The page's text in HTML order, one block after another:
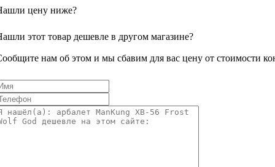
цену ниже?
этот товар дешевле в другом магазине?
нам об этом и мы сбавим для вас цену от стоимости